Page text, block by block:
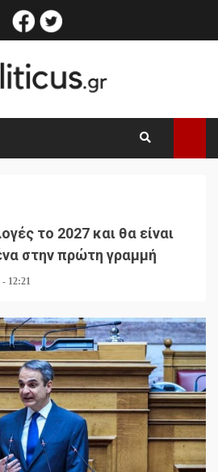
facebook
το 2027 και θα είναι
στην πρώτη γραμμή
- 12:21